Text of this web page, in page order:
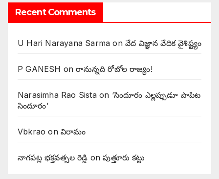
Recent Comments
U Hari Narayana Sarma onవేద విజ్ఞాన వేదిక వైశిష్ట్యం
P GANESH on‌రానున్నది రోబోల రాజ్యం!
Narasimha Rao Sistaon ‘సిందూరం ఎల్లప్పుడూ పాపిట
సిందూరం’
Vbkrao onవిరామం
నాగపట్ల భక్తవత్సల రెడ్డి onపుత్తూరు కట్టు